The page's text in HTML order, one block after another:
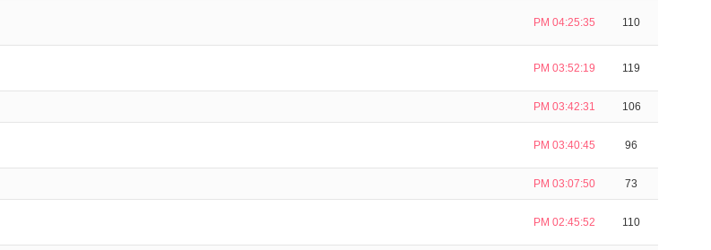
PM 04:25:35 110
PM 03:52:19 119
PM 03:42:31 106
PM 03:40:45 96
PM 03:07:50 73
PM 02:45:52 110